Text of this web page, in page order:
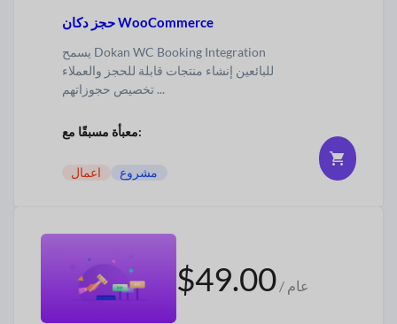
حجز دكان WooCommerce
يسمح Dokan WC Booking Integration
للبائعين إنشاء منتجات قابلة للحجز والعملاء
تخصيص حجوزاتهم ...
معبأة مسبقًا مع:
اعمال مشروع
$49.00 / عام